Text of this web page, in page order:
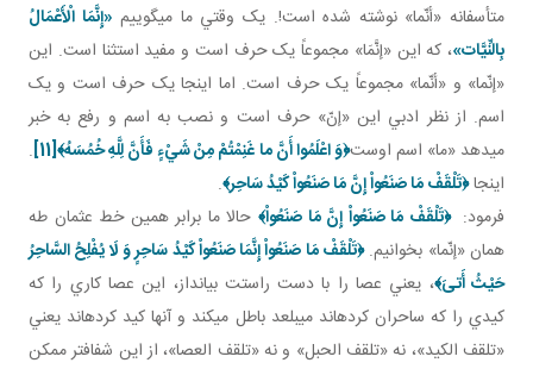
متأسفانه «أنّما» نوشته شده است!. يک وقتي ما مي گوييم «إِنَّمَا الْأَعْمَالُ
بِالنِّيَّات‏»، که اين «إنَّمَا» مجموعاً يک حرف است و مفيد استثنا است. اين
«إنّما» و «أنّما» مجموعاً يک حرف است. اما اينجا يک حرف است و يک
اسم. از نظر ادبي اين «إنّ» حرف است و نصب به اسم و رفع به خبر
مي دهد «ما» اسم اوست﴿وَ اعْلَمُوا أَنَّ ما غَنِمْتُمْمِنْ شَيْ‏ءٍ فَأَنَّ لِلَّهِ خُمُسَهُ﴾[11]
.
اينجا﴿تَلْقَفْ مَا صَنَعُواْ إِنَّ مَا صَنَعُواْ كَيْدُ سَاحِر﴾.
فرمود: ﴿تَلْقَفْ مَا صَنَعُواْ إِنَّ مَا صَنَعُواْ﴾ حالا ما برابر همين خط عثمان طه
همان «إنّما» بخوانيم.‏﴿تَلْقَفْ مَا صَنَعُواْ إِنَّمَا صَنَعُواْ كَيْدُ سَاحِرٍ وَ لَا يُفْلِحُ السَّاحِرُ
حَيْثُ أَتىَ‏﴾، يعني عصا را با دست راستت بيانداز، اين عصا کاري را که
کيدي را که ساحران کرده اند مي بلعد باطل مي کند و آنها کيد کرده اند يعني
«تلقف الکيد»، نه «تلقف الحبل» و نه «تلقف العصا»، از اين شفاف تر ممکن